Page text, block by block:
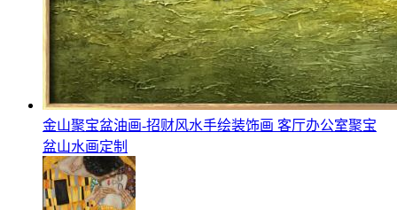
金山聚宝盆油画-招财风水手绘装饰画 客厅办公室聚宝
盆山水画定制